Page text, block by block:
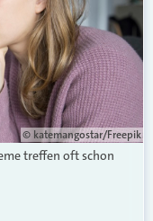
© katemangostar/Freepik
treffen oft schon